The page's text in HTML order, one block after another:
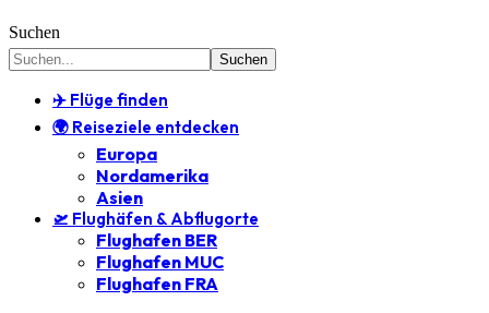
Suchen
✈️ Flüge finden
🌍 Reiseziele entdecken
Europa
Nordamerika
Asien
🛫 Flughäfen & Abflugorte
Flughafen BER
Flughafen MUC
Flughafen FRA